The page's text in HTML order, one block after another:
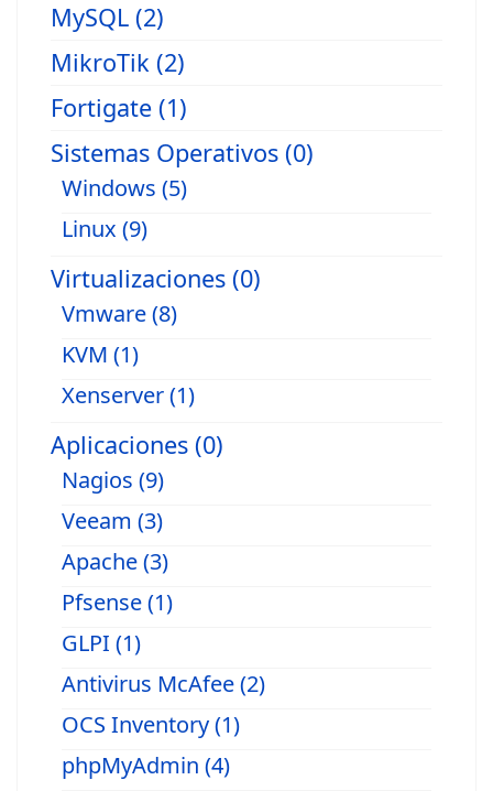
MySQL (2)
MikroTik (2)
Fortigate (1)
Sistemas Operativos (0)
Windows (5)
Linux (9)
Virtualizaciones (0)
Vmware (8)
KVM (1)
Xenserver (1)
Aplicaciones (0)
Nagios (9)
Veeam (3)
Apache (3)
Pfsense (1)
GLPI (1)
Antivirus McAfee (2)
OCS Inventory (1)
phpMyAdmin (4)